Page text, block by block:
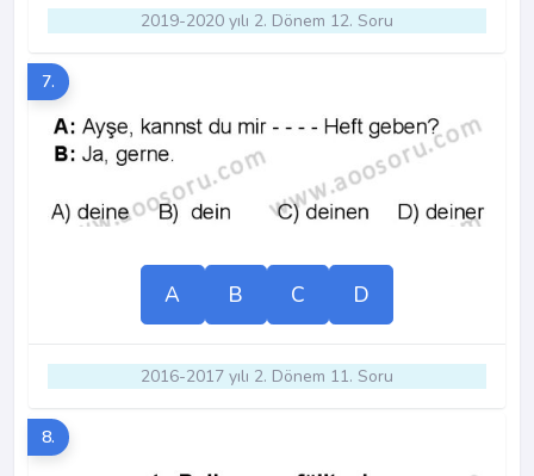
2019-2020 yılı 2. Dönem 12. Soru
7.
A B C D
2016-2017 yılı 2. Dönem 11. Soru
8.